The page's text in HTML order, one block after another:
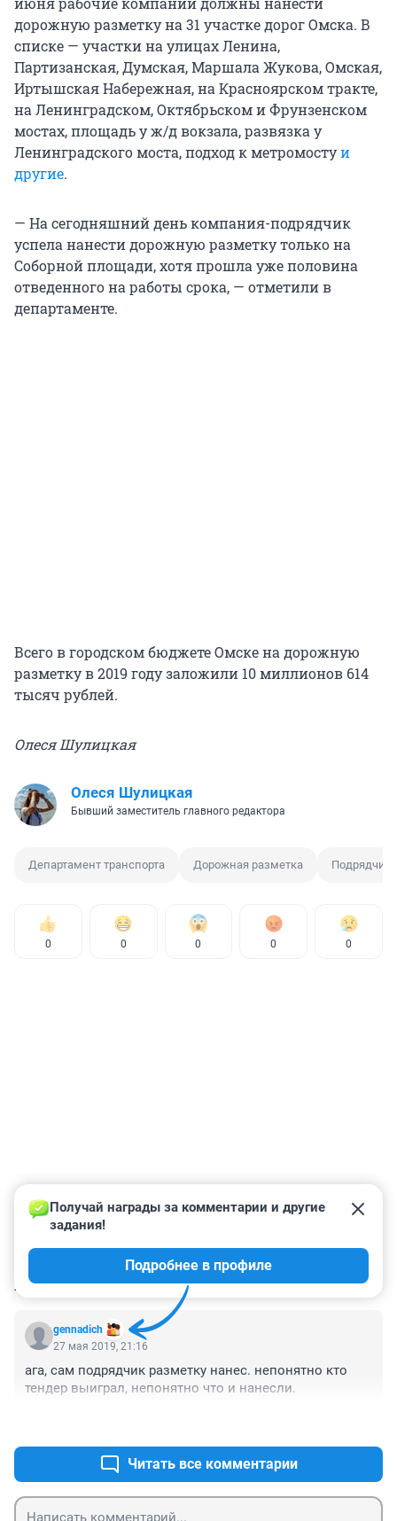
дорожную разметку на 31 участке дорог Омска. В
списке — участки на улицах Ленина,
Партизанская, Думская, Маршала Жукова, Омская,
Иртышская Набережная, на Красноярском тракте,
на Ленинградском, Октябрьском и Фрунзенском
мостах, площадь у ж/д вокзала, развязка у
Ленинградского моста, подход к метромостуи
другие.
— На сегодняшний день компания-подрядчик
успела нанести дорожную разметку только на
Соборной площади, хотя прошла уже половина
отведенного на работы срока, — отметили в
департаменте.
Всего в городском бюджете Омске на дорожную
разметку в 2019 году заложили 10 миллионов 614
тысяч рублей.
Олеся Шулицкая
Олеся Шулицкая
Бывший заместитель главного редактора
Департамент транспорта Дорожная разметка Подрядчик
0 0 0 0 0
КОММЕНТАРИИ 1
gennadich
Получай награды за комментарии и другие
задания!
Подробнее в профиле
27 мая 2019, 21:16
ага, сам подрядчик разметку нанес. непонятно кто
тендер выиграл, непонятно что и нанесли.
Читать все комментарии